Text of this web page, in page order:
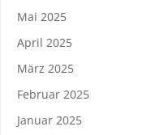
Mai 2025
April 2025
März 2025
Februar 2025
Januar 2025